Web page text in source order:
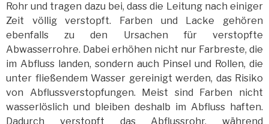
Rohr und tragen dazu bei, dass die Leitung nach einiger
Zeit völlig verstopft. Farben und Lacke gehören
ebenfalls zu den Ursachen für verstopfte
Abwasserrohre. Dabei erhöhen nicht nur Farbreste, die
im Abfluss landen, sondern auch Pinsel und Rollen, die
unter fließendem Wasser gereinigt werden, das Risiko
von Abflussverstopfungen. Meist sind Farben nicht
wasserlöslich und bleiben deshalb im Abfluss haften.
Dadurch verstopft das Abflussrohr, während